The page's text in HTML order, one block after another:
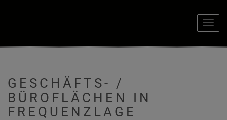
GESCHÄFTS- /
BÜROFLÄCHEN IN
FREQUENZLAGE